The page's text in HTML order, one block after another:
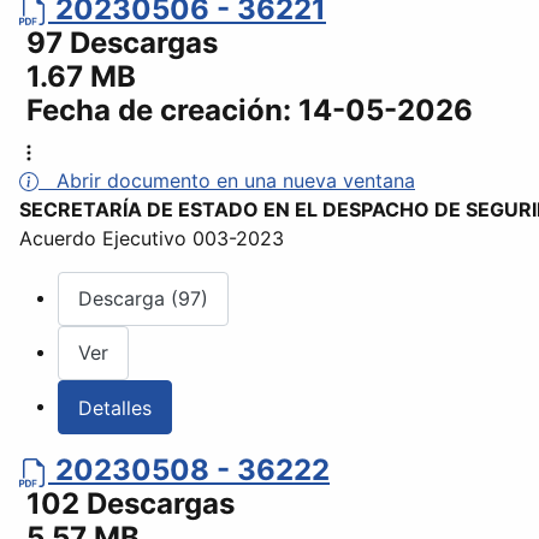
20230506 - 36221
97 Descargas
1.67 MB
Fecha de creación: 14-05-2026
Abrir documento en una nueva ventana
SECRETARÍA DE ESTADO EN EL DESPACHO DE
Acuerdo Ejecutivo 003-2023
Descarga (97)
Ver
Detalles
20230508 - 36222
102 Descargas